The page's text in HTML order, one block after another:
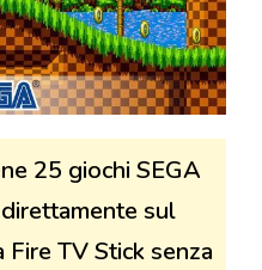
25 giochi SEGA
sul
TV Stick senza